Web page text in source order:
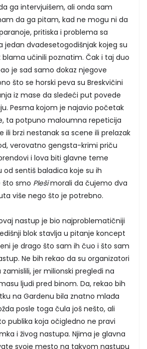
ga intervjuišem, ali onda sam
da ga pitam, kad ne mogu ni da
pritiska i problema sa
jedan dvadesetogodišnjak kojeg su
učinili poznatim. Čak i taj duo
je sad samo dokaz njegove
što se horski peva su Breskvičini
iz mase da sledeći put povede
Pesma kojom je najavio početak
ta potpuno maloumna repeticija
ili brzi nestanak sa scene ili prelazak
verovatno gengsta-krimi priču
i lova biti glavne teme
od sentiš baladica koje su ih
što smo Plešimorali da čujemo dva
više nego što je potrebno.
nastup je bio najproblematičniji
blok stavlja u pitanje koncept
je drago što sam ih čuo i što sam
Ne bih rekao da su organizatori
jer milionski pregledi na
ljudi pred binom. Da, rekao bih
na Gardenu bila znatno mlađa
posle toga čula još nešto, ali
publika koja očigledno ne pravi
i živog nastupa. Njima je glavna
svoje mesto na takvom nastupu